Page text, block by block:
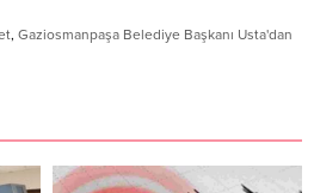
, Gaziosmanpaşa Belediye Başkanı Usta'dan